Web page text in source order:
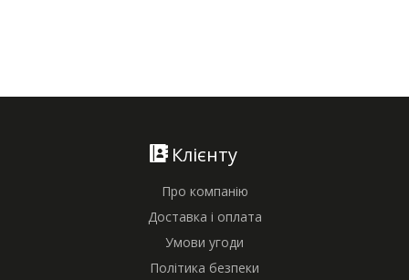
Клієнту
Про компанію
Доставка і оплата
Умови угоди
Політика безпеки